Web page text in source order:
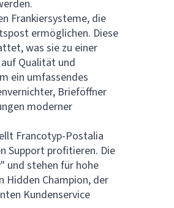
Frankiersysteme, die
ermöglichen. Diese
was sie zu einer
Qualität und
ein umfassendes
Brieföffner
moderner
Francotyp-Postalia
Support profitieren. Die
und stehen für hohe
Hidden Champion, der
Kundenservice